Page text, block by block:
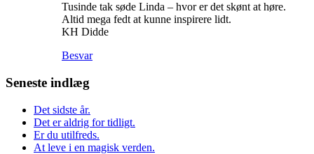
Tusinde tak søde Linda – hvor er det skønt at høre.
Altid mega fedt at kunne inspirere lidt.
KH Didde
Besvar
Seneste indlæg
Det sidste år.
Det er aldrig for tidligt.
Er du utilfreds.
At leve i en magisk verden.